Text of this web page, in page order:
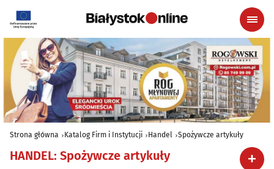
Strona główna Katalog Firm i Instytucji Handel Spożywcze artykuły
HANDEL: Spożywcze artykuły